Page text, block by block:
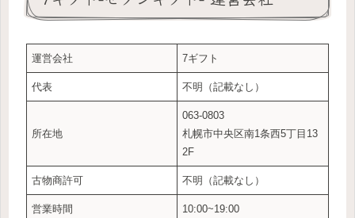
運営会社 7ギフト
代表 不明（記載なし）
所在地
063-0803
札幌市中央区南1条西5丁目13
2F
古物商許可 不明（記載なし）
営業時間 10:00~19:00